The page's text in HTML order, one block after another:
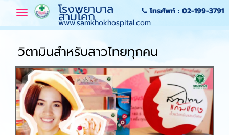
Toggle
navigation
โรงพยาบาล
สามโคก
www.samkhokhospital.com
โทรศัพท์ : 02-199-3791
วิตามินสำหรับสาวไทยทุกคน